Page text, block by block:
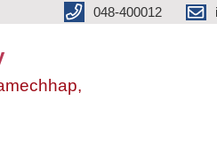
048-400012